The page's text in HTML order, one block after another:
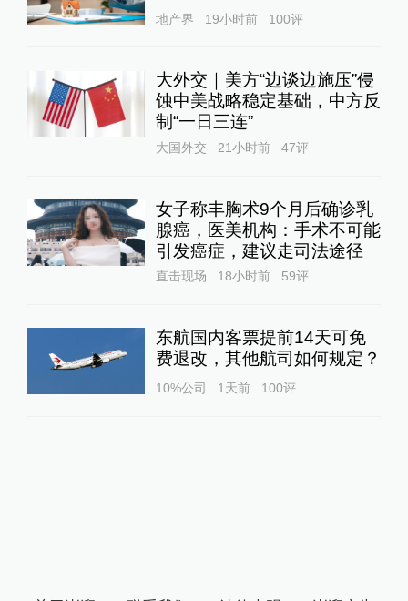
地产界 19小时前 100评
大外交｜美方“边谈边施压”侵
蚀中美战略稳定基础，中方反
制“一日三连”
大国外交 21小时前 47评
女子称丰胸术9个月后确诊乳
腺癌，医美机构：手术不可能
引发癌症，建议走司法途径
直击现场 18小时前 59评
东航国内客票提前14天可免
费退改，其他航司如何规定？
10%公司 1天前 100评